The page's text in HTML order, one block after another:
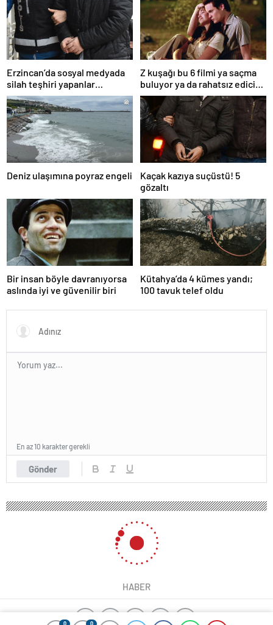
0 0
Erzincan’da sosyal medyada
silah teşhiri yapanlar
yakalandı
Z kuşağı bu 6 filmi ya saçma
buluyor ya da rahatsız edici
ve toksik!
Deniz ulaşımına poyraz engeli
Kaçak kazıya suçüstü! 5
gözaltı
Bir insan böyle davranıyorsa
aslında iyi ve güvenilir biri
Kütahya’da 4 kümes yandı;
100 tavuk telef oldu
Gönder
En az 10 karakter gerekli
HABER